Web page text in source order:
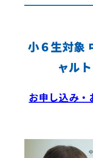
小６生対象
ャル
お申し込み・